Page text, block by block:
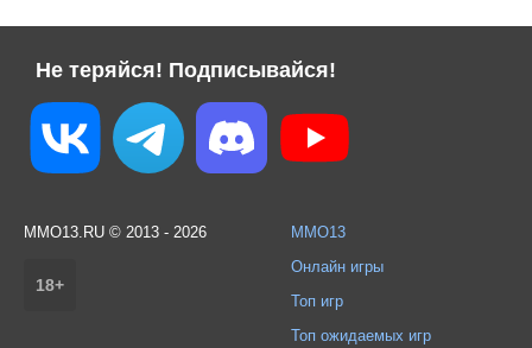
Не теряйся! Подписывайся!
MMO13.RU © 2013 - 2026
18+
MMO13
Онлайн игры
Топ игр
Топ ожидаемых игр